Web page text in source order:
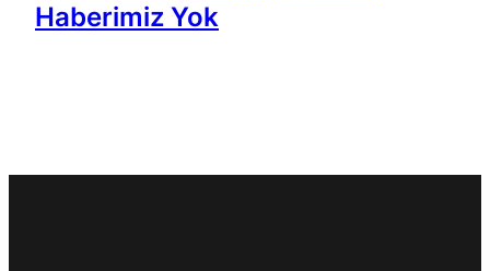
Haberimiz Yok